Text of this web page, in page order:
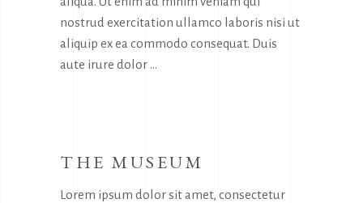
nostrud exercitation ullamco laboris nisi ut
aliquip ex ea commodo consequat. Duis
aute irure dolor
THE MUSEUM
Lorem ipsum dolor sit amet, consectetur